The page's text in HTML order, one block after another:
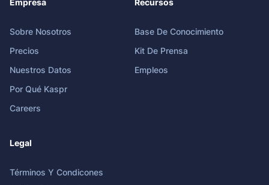
Sobre Nosotros
Precios
Nuestros Datos
Por Qué Kaspr
Careers
Base De Conocimiento
Kit De Prensa
Empleos
Legal
Términos Y Condicones